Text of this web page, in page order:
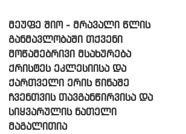
ᲛᲔᲣᲤᲔ ᲨᲘᲝ - ᲛᲠᲐᲕᲐᲚᲘ ᲬᲚᲘᲡ
ᲒᲐᲜᲛᲐᲕᲚᲝᲑᲐᲨᲘ ᲗᲥᲕᲔᲜᲘ
ᲛᲝᲬᲐᲛᲔᲑᲠᲘᲕᲘ ᲛᲡᲐᲮᲣᲠᲔᲑᲐ
ᲥᲠᲘᲡᲢᲔᲡ ᲔᲙᲚᲔᲡᲘᲘᲡᲐ ᲓᲐ
ᲥᲐᲠᲗᲕᲔᲚᲘ ᲔᲠᲘᲡ ᲬᲘᲜᲐᲨᲔ
ᲩᲕᲔᲜᲗᲕᲘᲡ ᲗᲐᲕᲒᲐᲜᲬᲘᲠᲕᲘᲡᲐ ᲓᲐ
ᲡᲘᲧᲕᲐᲠᲣᲚᲘᲡ ᲜᲐᲗᲔᲚᲘ
ᲛᲐᲒᲐᲚᲘᲗᲘᲐ